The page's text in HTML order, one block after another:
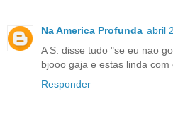
Na America Profunda abril
A S. disse tudo "se eu nao
bjooo gaja e estas linda com
Responder